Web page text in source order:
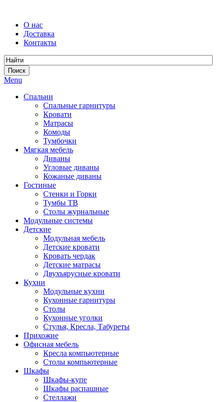
О нас
Доставка
Контакты
Menu
Спальни
Спальные гарнитуры
Кровати
Матрасы
Комоды
Тумбочки
Мягкая мебель
Диваны
Угловые диваны
Кожаные диваны
Гостиные
Стенки и Горки
Тумбы ТВ
Столы журнальные
Модульные системы
Детские
Модульная мебель
Детские кровати
Кровать чердак
Детские матрасы
Двухъярусные кровати
Кухни
Модульные кухни
Кухонные гарнитуры
Столы
Кухонные уголки
Стулья, Кресла, Табуреты
Прихожие
Офисная мебель
Кресла компьютерные
Столы компьютерные
Шкафы
Шкафы-купе
Шкафы распашные
Стеллажи